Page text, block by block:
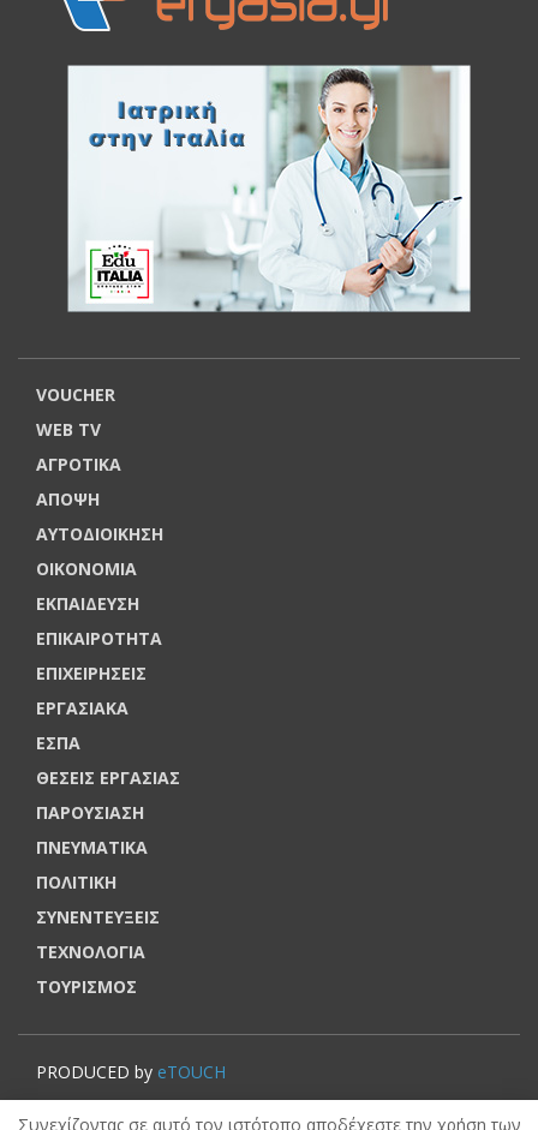
VOUCHER
WEB TV
ΑΓΡΟΤΙΚΑ
ΑΠΟΨΗ
ΑΥΤΟΔΙΟΙΚΗΣΗ
ΟΙΚΟΝΟΜΙΑ
ΕΚΠΑΙΔΕΥΣΗ
ΕΠΙΚΑΙΡΟΤΗΤΑ
ΕΠΙΧΕΙΡΗΣΕΙΣ
ΕΡΓΑΣΙΑΚΑ
ΕΣΠΑ
ΘΕΣΕΙΣ ΕΡΓΑΣΙΑΣ
ΠΑΡΟΥΣΙΑΣΗ
ΠΝΕΥΜΑΤΙΚΑ
ΠΟΛΙΤΙΚΗ
ΣΥΝΕΝΤΕΥΞΕΙΣ
ΤΕΧΝΟΛΟΓΙΑ
ΤΟΥΡΙΣΜΟΣ
PRODUCED by eTOUCH
© VOUCHERERGASIA.GR, 2022 | All rights reserved.
Συνεχίζοντας σε αυτό τον ιστότοπο αποδέχεστε την χρήση των